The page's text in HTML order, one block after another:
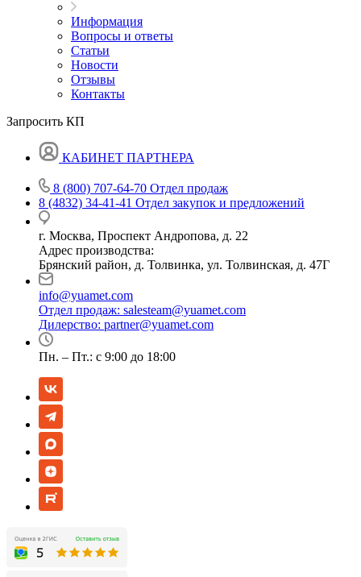
Информация
Вопросы и ответы
Статьи
Новости
Отзывы
Контакты
Запросить КП
КАБИНЕТ ПАРТНЕРА
8 (800) 707-64-70 Отдел продаж
8 (4832) 34-41-41 Отдел закупок и предложений
г. Москва, Проспект Андропова, д. 22
Адрес производства:
Брянский район, д. Толвинка, ул. Толвинская, д. 47Г
info@yuamet.com
Отдел продаж: salesteam@yuamet.com
Дилерство: partner@yuamet.com
Пн. – Пт.: с 9:00 до 18:00